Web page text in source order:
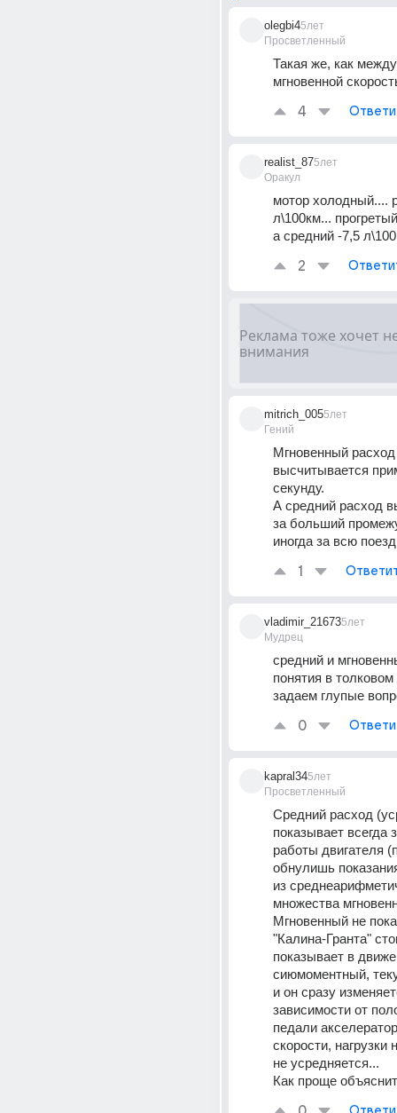
olegbi4
Просветленный
5лет
Такая же, как
мгновенной
4
realist_87
Оракул
5лет
мотор холодный....
л\100км...
а средний -7,5
2
mitrich_005
Гений
5лет
Мгновенный расход
высчитывается
секунду.
А средний расход
за больший
иногда за всю
1
vladimir_21673
Мудрец
5лет
средний и
понятия в
задаем глупые
0
kapral34
Просветленный
5лет
Средний расход
показывает всегда
работы двигателя
обнулишь
из
множества
Мгновенный не
"Калина-Гранта"
показывает в
сиюмоментный,
и он сразу
зависимости от
педали
скорости, нагрузки
не усредняется...
Как проще